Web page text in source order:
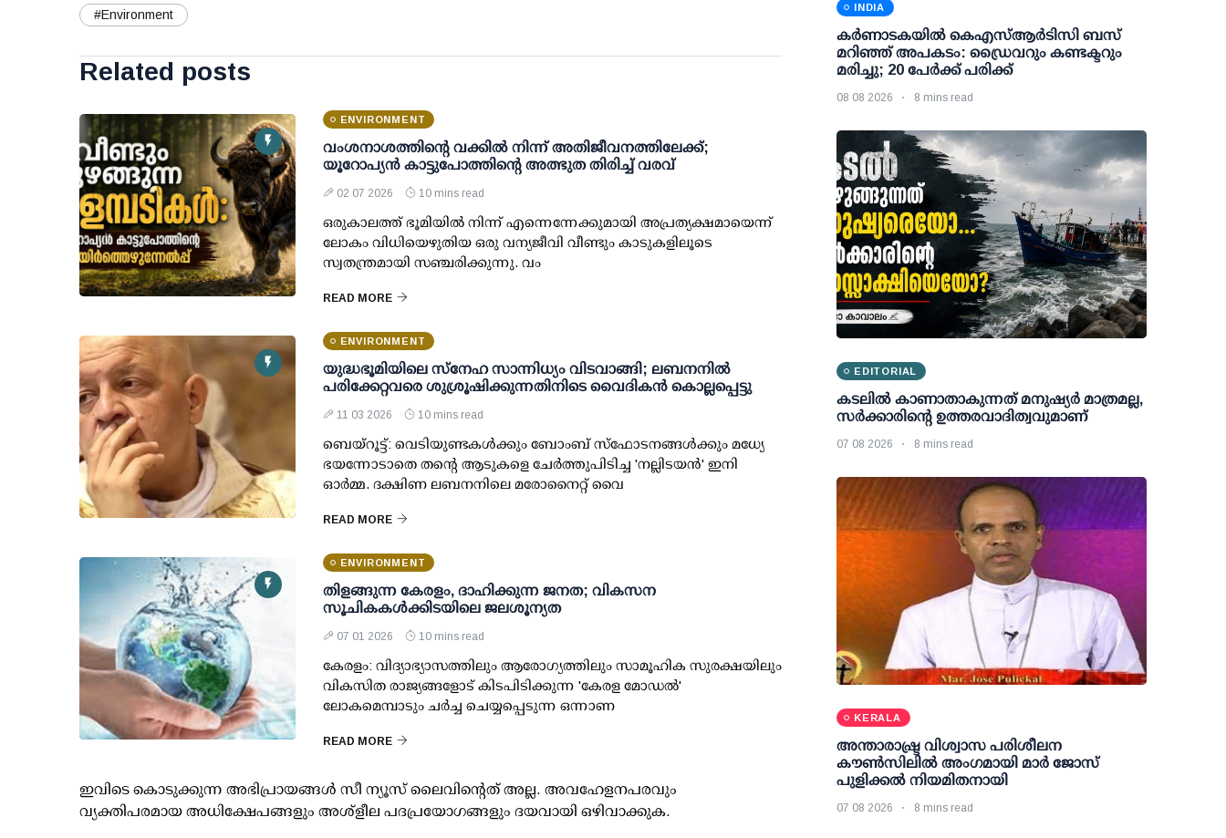
#Environment
Related posts
ENVIRONMENT
വംശനാശത്തിന്റെ വക്കില്‍ നിന്ന് അതിജീവനത്തിലേക്ക്;
യൂറോപ്യന്‍ കാട്ടുപോത്തിന്റെ അത്ഭുത തിരിച്ച് വരവ്
02 07 2026 10 mins read
ഒരുകാലത്ത് ഭൂമിയില്‍ നിന്ന് എന്നെന്നേക്കുമായി അപ്രത്യക്ഷമായെന്ന്
ലോകം വിധിയെഴുതിയ ഒരു വന്യജീവി വീണ്ടും കാടുകളിലൂടെ
സ്വതന്ത്രമായി സഞ്ചരിക്കുന്നു. വം
READ MORE
ENVIRONMENT
യുദ്ധഭൂമിയിലെ സ്നേഹ സാന്നിധ്യം വിടവാങ്ങി; ലബനനിൽ
പരിക്കേറ്റവരെ ശുശ്രൂഷിക്കുന്നതിനിടെ വൈദികൻ കൊല്ലപ്പെട്ടു
11 03 2026 10 mins read
ബെയ്‌റൂട്ട്: വെടിയുണ്ടകൾക്കും ബോംബ് സ്‌ഫോടനങ്ങൾക്കും മധ്യേ
ഭയന്നോടാതെ തന്റെ ആടുകളെ ചേർത്തുപിടിച്ച 'നല്ലിടയൻ' ഇനി
ഓർമ്മ. ദക്ഷിണ ലബനനിലെ മരോനൈറ്റ് വൈ
READ MORE
ENVIRONMENT
തിളങ്ങുന്ന കേരളം, ദാഹിക്കുന്ന ജനത; വികസന
സൂചികകൾക്കിടയിലെ ജലശൂന്യത
07 01 2026 10 mins read
കേരളം: വിദ്യാഭ്യാസത്തിലും ആരോഗ്യത്തിലും സാമൂഹിക സുരക്ഷയിലും
വികസിത രാജ്യങ്ങളോട് കിടപിടിക്കുന്ന 'കേരള മോഡൽ'
ലോകമെമ്പാടും ചർച്ച ചെയ്യപ്പെടുന്ന ഒന്നാണ
READ MORE
ഇവിടെ കൊടുക്കുന്ന അഭിപ്രായങ്ങള്‍ സീ ന്യൂസ് ലൈവിന്റെത് അല്ല. അവഹേളനപരവും
വ്യക്തിപരമായ അധിക്ഷേപങ്ങളും അശ്‌ളീല പദപ്രയോഗങ്ങളും ദയവായി ഒഴിവാക്കുക.
INDIA
കര്‍ണാടകയില്‍ കെഎസ്ആര്‍ടിസി ബസ്
മറിഞ്ഞ് അപകടം: ഡ്രൈവറും കണ്ടക്ടറും
മരിച്ചു; 20 പേര്‍ക്ക് പരിക്ക്
08 08 2026 8 mins read
EDITORIAL
കടലിൽ കാണാതാകുന്നത് മനുഷ്യർ മാത്രമല്ല,
സർക്കാരിന്റെ ഉത്തരവാദിത്വവുമാണ്
07 08 2026 8 mins read
KERALA
അന്താരാഷ്ട്ര വിശ്വാസ പരിശീലന
കൗണ്‍സിലില്‍ അംഗമായി മാര്‍ ജോസ്
പുളിക്കല്‍ നിയമിതനായി
07 08 2026 8 mins read